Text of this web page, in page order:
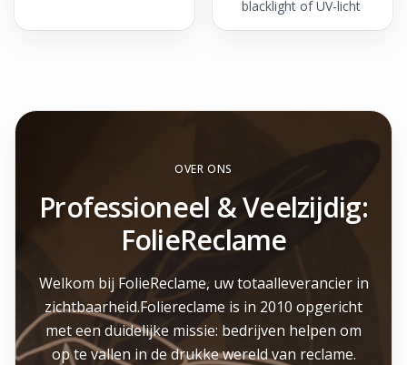
blacklight of UV-licht
OVER ONS
Professioneel & Veelzijdig:
FolieReclame
Welkom bij FolieReclame, uw totaalleverancier in
zichtbaarheid.Foliereclame is in 2010 opgericht
met een duidelijke missie: bedrijven helpen om
op te vallen in de drukke wereld van reclame.